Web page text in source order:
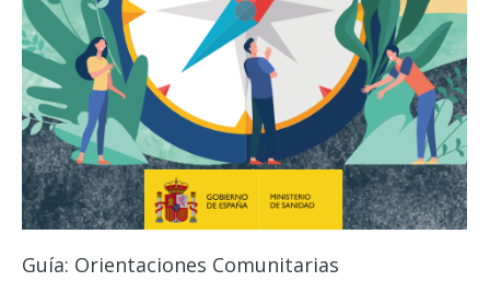
Guía: Orientaciones Comunitarias